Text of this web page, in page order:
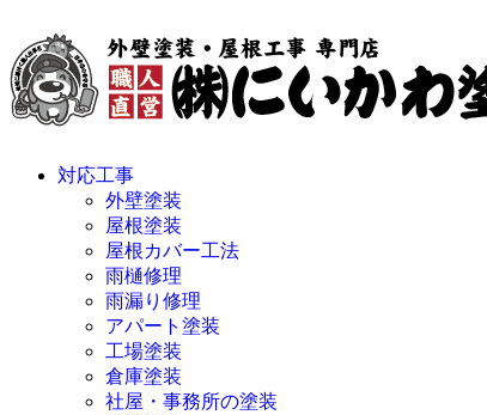
対応工事
外壁塗装
屋根塗装
屋根カバー工法
雨樋修理
雨漏り修理
アパート塗装
工場塗装
倉庫塗装
社屋・事務所の塗装